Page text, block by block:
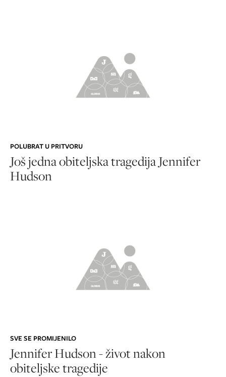
POLUBRAT U PRITVORU
Još jedna obiteljska tragedija Jennifer
Hudson
SVE SE PROMIJENILO
Jennifer Hudson - život nakon
obiteljske tragedije